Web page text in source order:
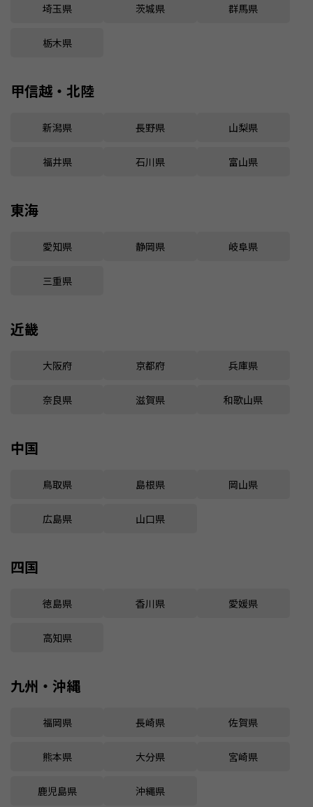
埼玉県 茨城県 群馬県
栃木県
甲信越・北陸
新潟県 長野県 山梨県
福井県 石川県 富山県
東海
愛知県 静岡県 岐阜県
三重県
近畿
大阪府 京都府 兵庫県
奈良県 滋賀県 和歌山県
中国
鳥取県 島根県 岡山県
広島県 山口県
四国
徳島県 香川県 愛媛県
高知県
九州・沖縄
福岡県 長崎県 佐賀県
熊本県 大分県 宮崎県
鹿児島県 沖縄県